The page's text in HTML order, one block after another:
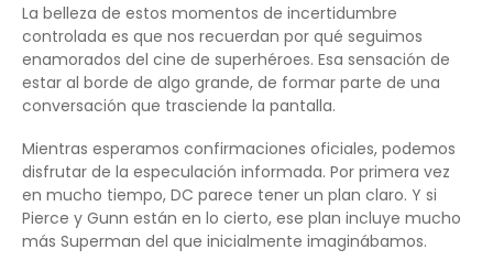
La belleza de estos momentos de incertidumbre
controlada es que nos recuerdan por qué seguimos
enamorados del cine de superhéroes. Esa sensación de
estar al borde de algo grande, de formar parte de una
conversación que trasciende la pantalla.
Mientras esperamos confirmaciones oficiales, podemos
disfrutar de la especulación informada. Por primera vez
en mucho tiempo, DC parece tener un plan claro. Y si
Pierce y Gunn están en lo cierto, ese plan incluye mucho
más Superman del que inicialmente imaginábamos.